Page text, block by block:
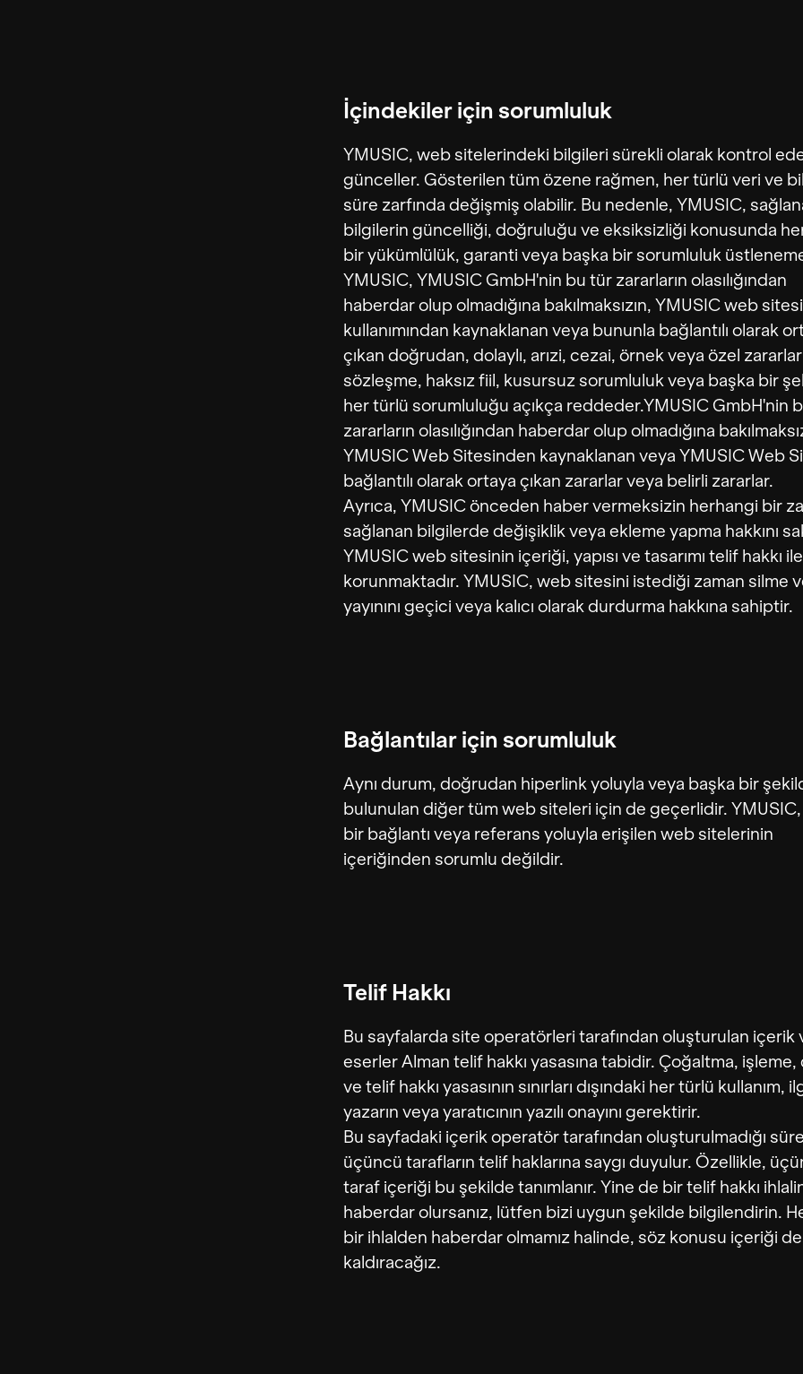
İçindekiler için sorumluluk
YMUSIC, web sitelerindeki bilgileri sürekli olarak kontrol
günceller. Gösterilen tüm özene rağmen, her türlü veri ve
süre zarfında değişmiş olabilir. Bu nedenle, YMUSIC,
bilgilerin güncelliği, doğruluğu ve eksiksizliği konusunda
bir yükümlülük, garanti veya başka bir sorumluluk
YMUSIC, YMUSIC GmbH'nin bu tür zararların olasılığından
haberdar olup olmadığına bakılmaksızın, YMUSIC web
kullanımından kaynaklanan veya bununla bağlantılı olarak
çıkan doğrudan, dolaylı, arızi, cezai, örnek veya özel
sözleşme, haksız fiil, kusursuz sorumluluk veya başka bir
her türlü sorumluluğu açıkça reddeder.YMUSIC GmbH'nin
zararların olasılığından haberdar olup olmadığına
YMUSIC Web Sitesinden kaynaklanan veya YMUSIC Web
bağlantılı olarak ortaya çıkan zararlar veya belirli zararlar.
Ayrıca, YMUSIC önceden haber vermeksizin herhangi bir
sağlanan bilgilerde değişiklik veya ekleme yapma hakkını
YMUSIC web sitesinin içeriği, yapısı ve tasarımı telif hakkı ile
korunmaktadır. YMUSIC, web sitesini istediği zaman silme
yayınını geçici veya kalıcı olarak durdurma hakkına sahiptir.
Bağlantılar için sorumluluk
Aynı durum, doğrudan hiperlink yoluyla veya başka bir
bulunulan diğer tüm web siteleri için de geçerlidir.
bir bağlantı veya referans yoluyla erişilen web sitelerinin
içeriğinden sorumlu değildir.
Telif Hakkı
Bu sayfalarda site operatörleri tarafından oluşturulan içerik
eserler Alman telif hakkı yasasına tabidir. Çoğaltma, işleme,
ve telif hakkı yasasının sınırları dışındaki her türlü kullanım,
yazarın veya yaratıcının yazılı onayını gerektirir.
Bu sayfadaki içerik operatör tarafından oluşturulmadığı
üçüncü tarafların telif haklarına saygı duyulur. Özellikle,
taraf içeriği bu şekilde tanımlanır. Yine de bir telif hakkı
haberdar olursanız, lütfen bizi uygun şekilde bilgilendirin.
bir ihlalden haberdar olmamız halinde, söz konusu içeriği
kaldıracağız.